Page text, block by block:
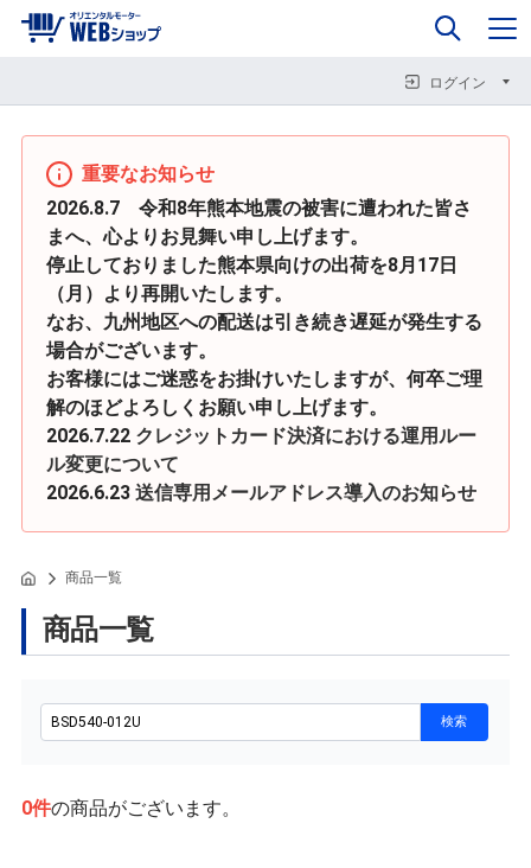
企業情報
ログイン
カート 0
重要なお知らせ
2026.8.7 令和8年熊本地震の被害に遭われた皆さ
まへ、心よりお見舞い申し上げます。
停止しておりました熊本県向けの出荷を8月17日
（月）より再開いたします。
なお、九州地区への配送は引き続き遅延が発生する
場合がございます。
お客様にはご迷惑をお掛けいたしますが、何卒ご理
解のほどよろしくお願い申し上げます。
2026.7.22 クレジットカード決済における運用ルー
ル変更について
2026.6.23 送信専用メールアドレス導入のお知らせ
商品一覧
商品一覧
0件の商品がございます。